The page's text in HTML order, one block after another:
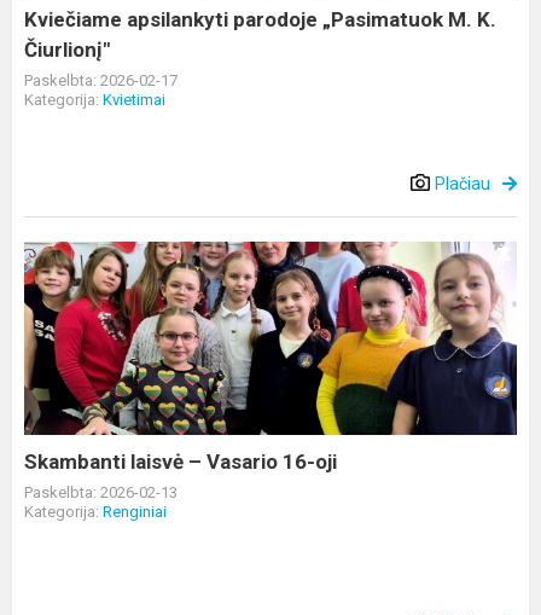
Kviečiame apsilankyti parodoje „Pasimatuok M. K.
Čiurlionį"
Paskelbta: 2026-02-17
Kategorija: Kvietimai
Plačiau
Skambanti
laisvė
–
Vasario
16-
oji
Skambanti laisvė – Vasario 16-oji
Paskelbta: 2026-02-13
Kategorija: Renginiai